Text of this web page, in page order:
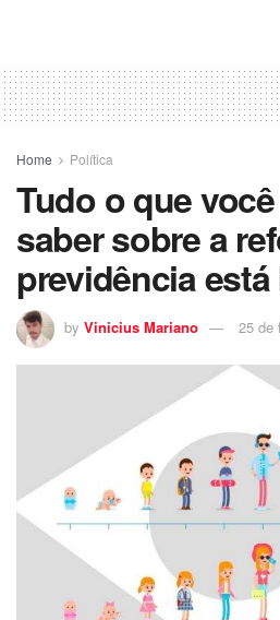
Home Política
Tudo o que
saber sobre a
previdência
by Vinicius Mariano 25 de